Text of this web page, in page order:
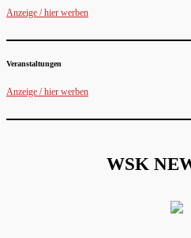
Anzeige / hier werben
Veranstaltungen
Anzeige / hier werben
WSK